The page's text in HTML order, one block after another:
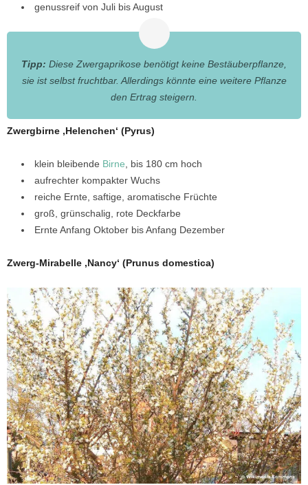
genussreif von Juli bis August
Tipp: Diese Zwergaprikose benötigt keine Bestäuberpflanze,
sie ist selbst fruchtbar. Allerdings könnte eine weitere Pflanze
den Ertrag steigern.
Zwergbirne ‚Helenchen‘ (Pyrus)
klein bleibende Birne , bis 180 cm hoch
aufrechter kompakter Wuchs
reiche Ernte, saftige, aromatische Früchte
groß, grünschalig, rote Deckfarbe
Ernte Anfang Oktober bis Anfang Dezember
Zwerg-Mirabelle ‚Nancy‘ (Prunus domestica)